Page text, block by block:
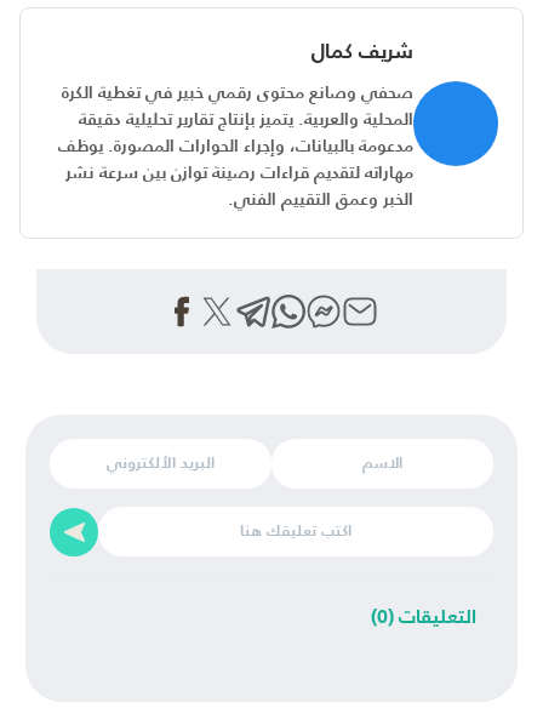
شريف كمال
صحفي وصانع محتوى رقمي خبير في تغطية الكرة
المحلية والعربية. يتميز بإنتاج تقارير تحليلية دقيقة
مدعومة بالبيانات، وإجراء الحوارات المصورة. يوظف
مهاراته لتقديم قراءات رصينة توازن بين سرعة نشر
الخبر وعمق التقييم الفني.
التعليقات (0)